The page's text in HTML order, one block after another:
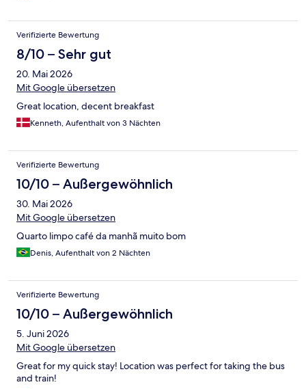
Verifizierte Bewertung
8/10 – Sehr gut
20. Mai 2026
Mit Google übersetzen
Great location, decent breakfast
Kenneth, Aufenthalt von 3 Nächten
Verifizierte Bewertung
10/10 – Außergewöhnlich
30. Mai 2026
Mit Google übersetzen
Quarto limpo café da manhã muito bom
Denis, Aufenthalt von 2 Nächten
Verifizierte Bewertung
10/10 – Außergewöhnlich
5. Juni 2026
Mit Google übersetzen
Great for my quick stay! Location was perfect for taking the bus
and train!